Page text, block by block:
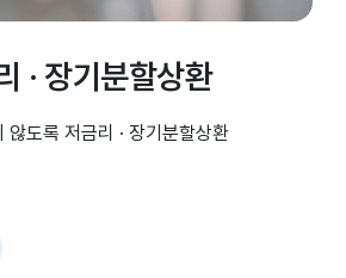
· 장기분할상환
않도록 저금리 · 장기분할상환